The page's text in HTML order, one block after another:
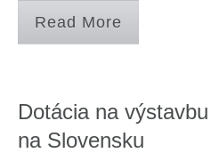
Read More
Dotácia na
na Slovensku